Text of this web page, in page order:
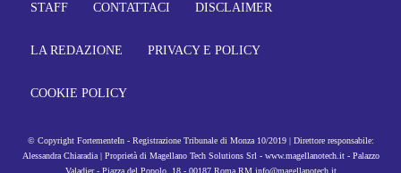
STAFF CONTATTACI DISCLAIMER
LA REDAZIONE PRIVACY E POLICY
COOKIE POLICY
© Copyright FortementeIn - Registrazione Tribunale di Monza 10/2019 | Direttore responsabile:
Alessandra Chiaradia | Proprietà di Magellano Tech Solutions Srl - www.magellanotech.it - Palazzo